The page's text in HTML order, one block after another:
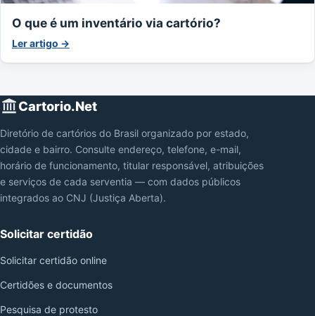
O que é um inventário via cartório?
Ler artigo →
Cartorio.Net
Diretório de cartórios do Brasil organizado por estado,
cidade e bairro. Consulte endereço, telefone, e-mail,
horário de funcionamento, titular responsável, atribuições
e serviços de cada serventia — com dados públicos
integrados ao CNJ (Justiça Aberta).
Solicitar certidão
Solicitar certidão online
Certidões e documentos
Pesquisa de protesto